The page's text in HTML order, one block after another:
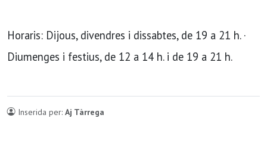
Horaris: Dijous, divendres i dissabtes, de 19 a 21 h. ·
Diumenges i festius, de 12 a 14 h. i de 19 a 21 h.
Inserida per: Aj Tàrrega